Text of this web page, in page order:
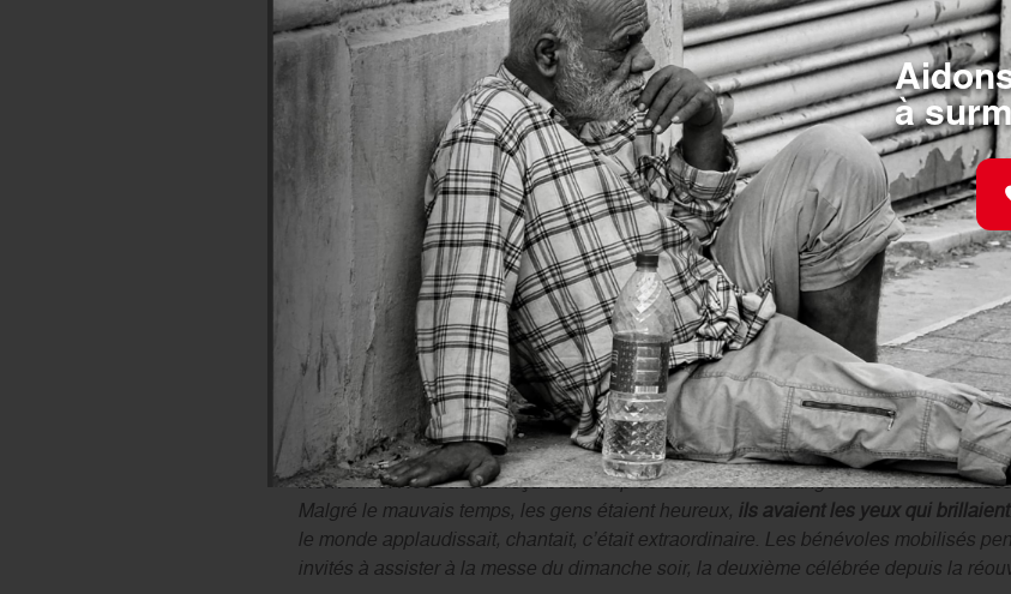
« Un moment unique »
C’est un beau cadeau de Noël en avance !» À quelques mètres de Notre-Dame
bénévoles de l’Ordre de Malte France, s’émerveillent de «ce moment unique »,
l’intérieur !
». Vœu exaucé: elles sont postées rive gauche sur l’un des points
pour les fidèles et les touristes, avec des écrans géants permettant de suivre ce
plus particulièrement chargées – après les contrôles de sécurité de la police – de
l’enceinte, avec d’autres bénévoles de l’association.
Au total, cent-vingt bénévoles de l’Ordre de Malte France se sont mobilisés pour
dimanche 8 décembre,à la demande dudiocèse de Paris. Philippe était le chef
monde, il regrette la pluie et le vent et un parvis moins vivant que prévu, il
mission.
«Avant nous, les gens n’avaient vu que des barrages de police. Nous avons pris
bienvenue. Nous avons reçu beaucoup de sourires en échange et… de
Malgré le mauvais temps, les gens étaient heureux, ils avaient les yeux qui brillaient
le monde applaudissait, chantait, c’était extraordinaire. Les bénévoles mobilisés
invités à assister à la messe du dimanche soir, la deuxième célébrée depuis la
à